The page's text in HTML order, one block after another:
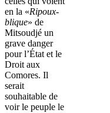
en la «Ripoux-
blique» de
Mitsoudjé un
grave danger
pour l’État et le
Droit aux
Comores. Il
serait
souhaitable de
voir le peuple le